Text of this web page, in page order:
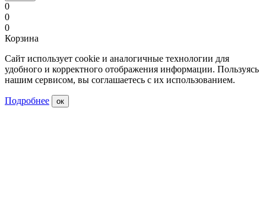
0
0
0
Корзина
Сайт использует cookie и аналогичные технологии для
удобного и корректного отображения информации. Пользуясь
нашим сервисом, вы соглашаетесь с их использованием.
Подробнее ок